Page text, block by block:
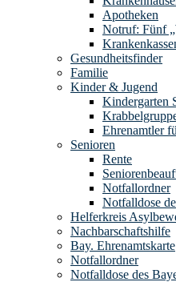
Apotheken
Notruf: Fünf
Gesundheitsfinder
Familie
Kinder & Jugend
Kindergarten
Ehrenamtler
Senioren
Rente
Notfallordner
Notfalldose
Helferkreis
Nachbarschaftshilfe
Bay. Ehrenamtskarte
Notfallordner
Notfalldose des